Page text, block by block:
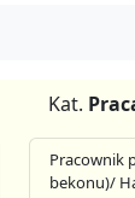
Kat.
Pracownik
bekonu)/